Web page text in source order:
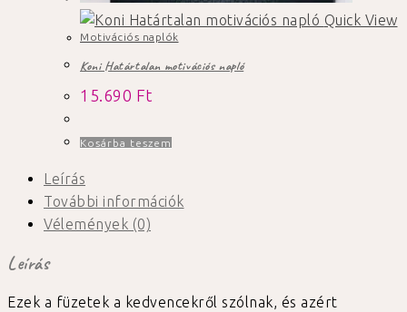
Quick View
Motivációs naplók
Koni Határtalan motivációs napló
15.690 Ft
Kosárba teszem
Leírás
További információk
Vélemények (0)
Leírás
Ezek a füzetek a kedvencekről szólnak, és azért